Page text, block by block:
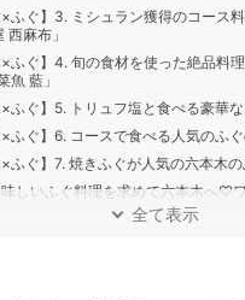
×ふぐ】3. ミシュラン獲得のコース
西麻布」
×ふぐ】4. 旬の食材を使った絶品料
魚 藍」
×ふぐ】5. トリュフ塩と食べる豪華
×ふぐ】6. コースで食べる人気のふ
×ふぐ】7. 焼きふぐが人気の六本木
しいふぐ料理を求めて六本木へ♡
全て表示